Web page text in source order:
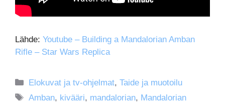
Lähde: Youtube – Building a Mandalorian Amban
Rifle – Star Wars Replica
Kategoriat
Elokuvat ja tv-ohjelmat,Taide ja muotoilu
Avainsanat
Amban, kivääri, mandalorian, Mandalorian